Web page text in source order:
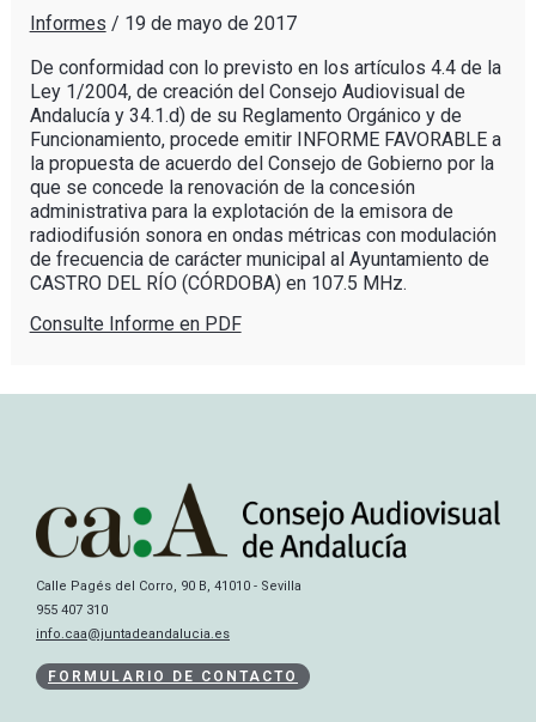
Informes / 19 de mayo de 2017
De conformidad con lo previsto en los artículos 4.4 de la
Ley 1/2004, de creación del Consejo Audiovisual de
Andalucía y 34.1.d) de su Reglamento Orgánico y de
Funcionamiento, procede emitir INFORME FAVORABLE a
la propuesta de acuerdo del Consejo de Gobierno por la
que se concede la renovación de la concesión
administrativa para la explotación de la emisora de
radiodifusión sonora en ondas métricas con modulación
de frecuencia de carácter municipal al Ayuntamiento de
CASTRO DEL RÍO (CÓRDOBA) en 107.5 MHz.
Consulte Informe en PDF
Calle Pagés del Corro, 90 B, 41010 - Sevilla
955 407 310
info.caa@juntadeandalucia.es
FORMULARIO DE CONTACTO